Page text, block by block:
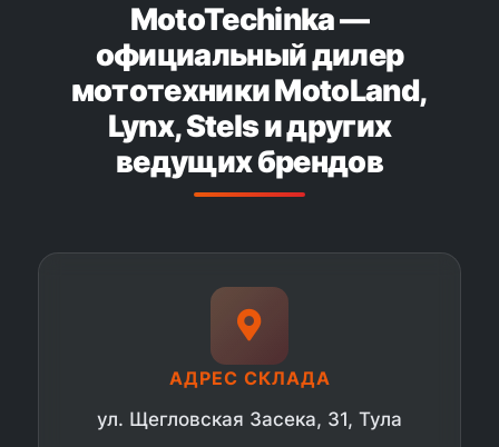
MotoTechinka —
официальный дилер
мототехники MotoLand,
Lynx, Stels и других
ведущих брендов
АДРЕС СКЛАДА
ул. Щегловская Засека, 31, Тула